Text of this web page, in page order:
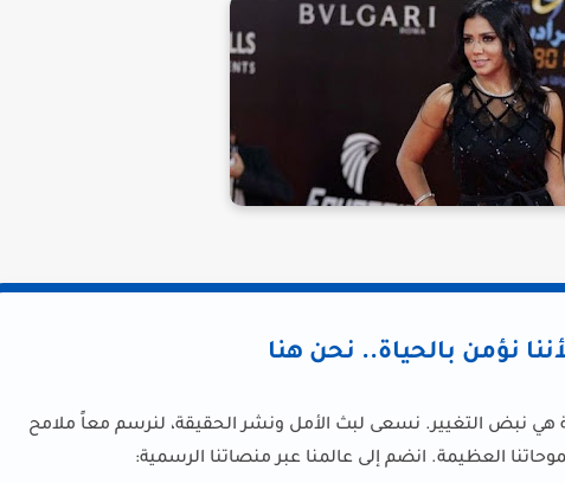
نؤمن بالحياة.. نحن هنا
هي نبض التغيير. نسعى لبث الأمل ونشر الحقيقة، لنرسم معاً ملامح
العظيمة. انضم إلى عالمنا عبر منصاتنا الرسمية: